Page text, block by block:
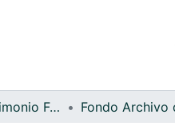
Archivo del Patrimonio Fotográfico y Fílmico del Valle del Cauca